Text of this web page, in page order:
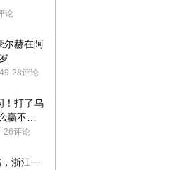
论
尔赫在阿
28评论
！打了乌
赢不了?
26评论
，浙江一